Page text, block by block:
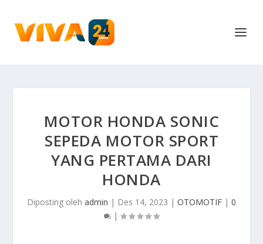
MOTOR HONDA SONIC
SEPEDA MOTOR SPORT
YANG PERTAMA DARI
HONDA
Diposting oleh admin | Des 14, 2023 | OTOMOTIF | 0
|